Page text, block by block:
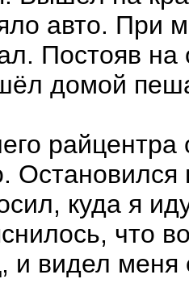
авто. При
Постояв
домой
райцентра
Остановился
куда я
что
и видел